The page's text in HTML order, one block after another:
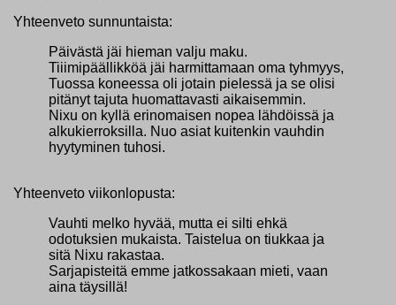
Yhteenveto sunnuntaista:
Päivästä jäi hieman valju maku.
Tiiimipäällikköä jäi harmittamaan oma tyhmyys,
Tuossa koneessa oli jotain pielessä ja se olisi
pitänyt tajuta huomattavasti aikaisemmin.
Nixu on kyllä erinomaisen nopea lähdöissä ja
alkukierroksilla. Nuo asiat kuitenkin vauhdin
hyytyminen tuhosi.
Yhteenveto viikonlopusta:
Vauhti melko hyvää, mutta ei silti ehkä
odotuksien mukaista. Taistelua on tiukkaa ja
sitä Nixu rakastaa.
Sarjapisteitä emme jatkossakaan mieti, vaan
aina täysillä!